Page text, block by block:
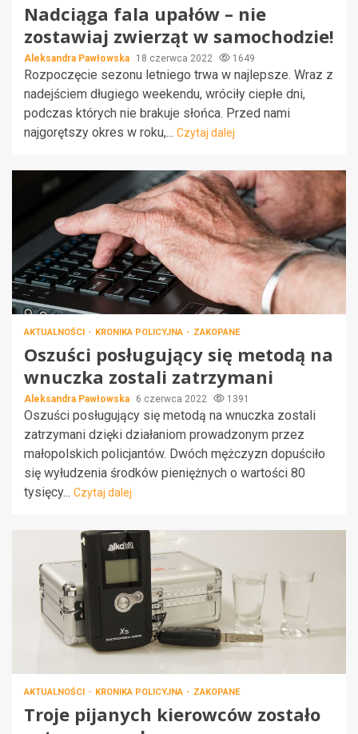
Nadciąga fala upałów – nie
zostawiaj zwierząt w samochodzie!
Aleksandra Pawłowska 18 czerwca 2022 1649
Rozpoczęcie sezonu letniego trwa w najlepsze. Wraz z
nadejściem długiego weekendu, wróciły ciepłe dni,
podczas których nie brakuje słońca. Przed nami
najgorętszy okres w roku,... Czytaj dalej
AKTUALNOŚCI KRONIKA POLICYJNA ZAKOPANE
Oszuści posługujący się metodą na
wnuczka zostali zatrzymani
Aleksandra Pawłowska 6 czerwca 2022 1391
Oszuści posługujący się metodą na wnuczka zostali
zatrzymani dzięki działaniom prowadzonym przez
małopolskich policjantów. Dwóch mężczyzn dopuściło
się wyłudzenia środków pieniężnych o wartości 80
tysięcy... Czytaj dalej
AKTUALNOŚCI KRONIKA POLICYJNA ZAKOPANE
Troje pijanych kierowców zostało